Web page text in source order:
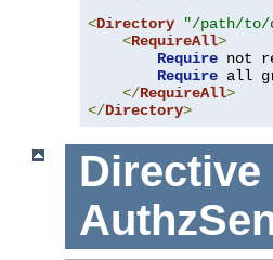
<Directory "/path/
<RequireAll>
Require not
Require all
</RequireAll>
</Directory>
Directive